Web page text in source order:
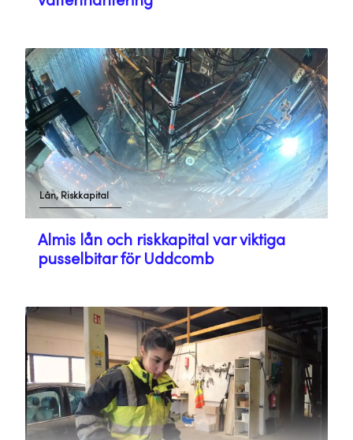
Almis lån och riskkapital var viktiga
pusselbitar för Uddcomb
Lån, Riskkapital